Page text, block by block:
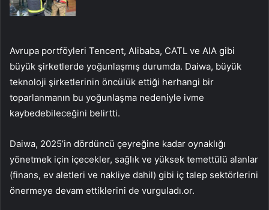
Avrupa portföyleri Tencent, Alibaba, CATL ve AIA gibi
büyük şirketlerde yoğunlaşmış durumda. Daiwa, büyük
teknoloji şirketlerinin öncülük ettiği herhangi bir
toparlanmanın bu yoğunlaşma nedeniyle ivme
kaybedebileceğini belirtti.
Daiwa, 2025’in dördüncü çeyreğine kadar oynaklığı
yönetmek için içecekler, sağlık ve yüksek temettülü alanlar
(finans, ev aletleri ve nakliye dahil) gibi iç talep sektörlerini
önermeye devam ettiklerini de vurguladı.or.